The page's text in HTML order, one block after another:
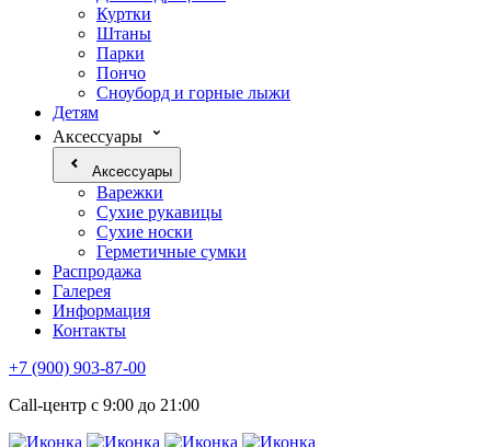
Куртки
Штаны
Парки
Пончо
Сноуборд и горные лыжи
Детям
Аксессуары
Аксессуары
Варежки
Сухие рукавицы
Сухие носки
Герметичные сумки
Распродажа
Галерея
Информация
Контакты
+7 (900) 903-87-00
Call-центр с 9:00 до 21:00